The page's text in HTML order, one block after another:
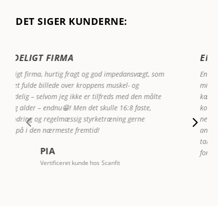
DET SIGER KUNDERNE:
EN FANTASTISK SUNDHEDSHJÆLPER
En fantastisk sundhedshjælper, der virkelig har hjulpet
mig med at komme i bedre form. Jeg har tidligere
kæmpet med at holde motivationen, da jeg manglede
konkrete data til at følge min udvikling. Nu kan jeg
nemt holde øje med min fedtprocent, vægt og få mange
andre analyser på få sekunder der er lette at forstå
forskel for mig, og jeg kan kun anbefale den!